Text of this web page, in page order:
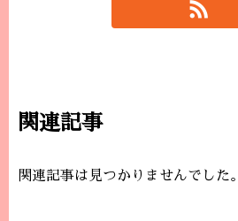
関連記事
関連記事は見つかりませんでした。